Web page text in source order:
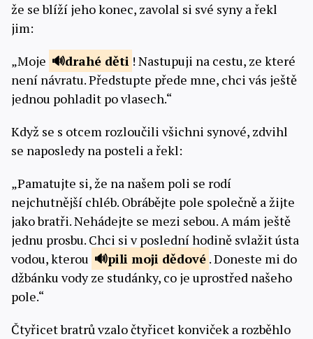
že se blíží jeho konec, zavolal si své syny a řekl
jim:
„Moje
drahé děti ! Nastupuji na cestu, ze které
není návratu. Předstupte přede mne, chci vás ještě
jednou pohladit po vlasech.“
Když se s otcem rozloučili všichni synové, zdvihl
se naposledy na posteli a řekl:
„Pamatujte si, že na našem poli se rodí
nejchutnější chléb. Obrábějte pole společně a žijte
jako bratři. Nehádejte se mezi sebou. A mám ještě
jednu prosbu. Chci si v poslední hodině svlažit ústa
vodou, kterou
pili moji dědové . Doneste mi do
džbánku vody ze studánky, co je uprostřed našeho
pole.“
Čtyřicet bratrů vzalo čtyřicet konviček a rozběhlo